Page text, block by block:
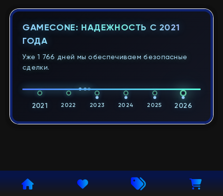
GAMECONE: НАДЕЖНОСТЬ С 2021
ГОДА
Уже 1 766 дней мы обеспечиваем безопасные
сделки.
2021 2022 2023 2024 2025 2026